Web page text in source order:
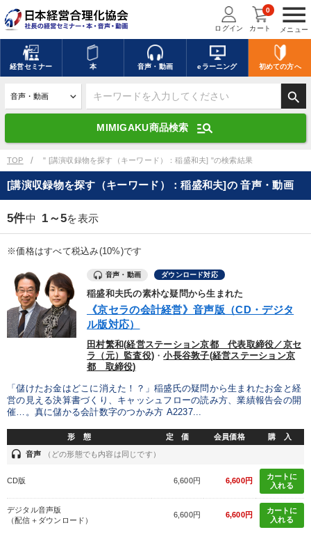
menu
メニュー
ログイン カート
0
経営セミナー 本 音声・動画 eラーニング 初めての方へ
search
MIMIGAKU商品検索 manage_search
キーワードを入力して探す
デジタル版対応のみ検索結果に表示する
search 上記の条件で検索
mic 講演収録物を探す
全国経営者セミナー講演収録物（全1315タイトル）からお探しいただけ
ます
カテゴリー
優秀各社の智恵と戦略
若手異才経営者の発想 専門家のアドバイス
【6月】音声・映像 井上和弘の財務力UP
2025年夏季全国経営者セミナー収録講演ＣＤ・講演ＤＶＤ・デジ
TOP " [講演収録物を探す（キーワード）：稲盛和夫] "の検索結果
[講演収録物を探す（キーワード）：稲盛和夫]の 音声・動画
5件中 1～5を表示
※価格はすべて税込み(10%)です
音声・動画 ダウンロード対応
稲盛和夫氏の素朴な疑問から生まれた
《京セラの会計経営》音声版（CD・デジタ
ル版対応）
田村繁和(経営ステーション京都 代表取締役／京セ
ラ（元）監査役) ・小長谷敦子(経営ステーション京
都 取締役)
「儲けたお金はどこに消えた！？」稲盛氏の疑問から生まれたお金と経
営の見える決算書づくり、キャッシュフローの読み方、業績報告会の開
催…。真に儲かる会計数字のつかみ方 A2237...
形 態 定 価 会員価格 購 入
headset 音声 （どの形態でも内容は同じです）
CD版 6,600円 6,600円
カートに
入れる
デジタル音声版
（配信＋ダウンロード）
6,600円 6,600円
カートに
入れる